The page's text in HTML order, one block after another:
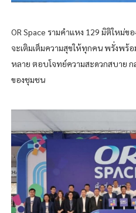
OR Space รามคำแหง 129 มิติใหม่
จะเติมเต็มความสุขให้ทุกคน พรั่งพร้
หลาย ตอบโจทย์ความสะดวกสบาย ก
ของชุมชน